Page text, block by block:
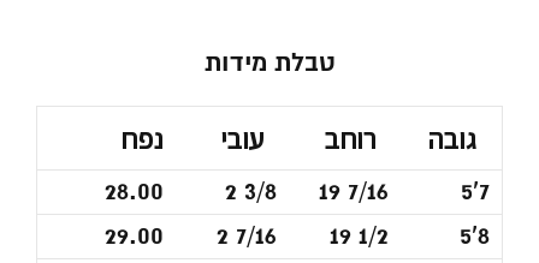
טבלת מידות
גובה רוחב עובי נפח
5'7
19 7/16
2 3/8
28.00
5'8
19 1/2
2 7/16
29.00